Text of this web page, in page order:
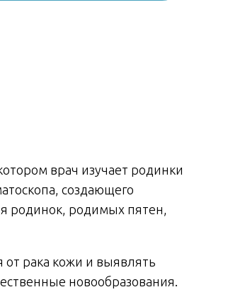
врач изучает родинки
создающего
родинок, родимых пятен,
от рака кожи и выявлять
новообразования.